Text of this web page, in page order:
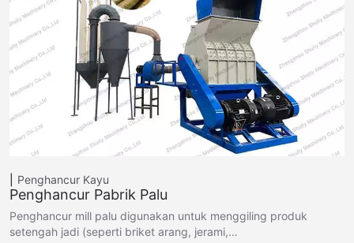
Penghancur Kayu
Penghancur Pabrik Palu
Penghancur mill palu digunakan untuk menggiling produk
setengah jadi (seperti briket arang, jerami,…